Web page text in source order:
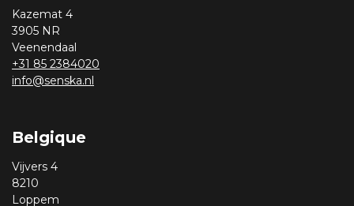
Kazemat 4
3905 NR
Veenendaal
+31 85 2384020
info@senska.nl
Belgique
Vijvers 4
8210
Loppem